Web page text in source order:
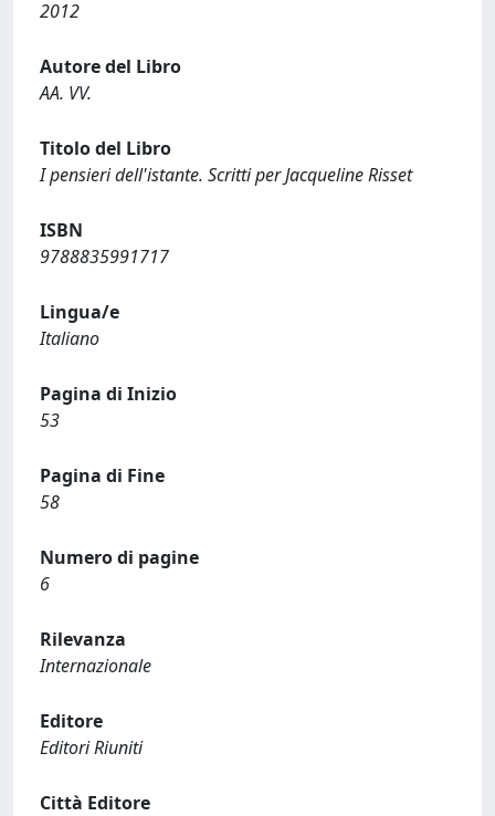
2012
Autore del Libro
AA. VV.
Titolo del Libro
I pensieri dell'istante. Scritti per Jacqueline Risset
ISBN
9788835991717
Lingua/e
Italiano
Pagina di Inizio
53
Pagina di Fine
58
Numero di pagine
6
Rilevanza
Internazionale
Editore
Editori Riuniti
Città Editore